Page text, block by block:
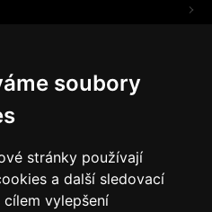
soubory
stránky používají
a další sledovací
cílem vylepšení